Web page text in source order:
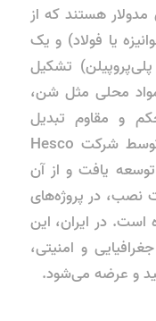
هستند که از
یا فولاد) و یک
پلی‌پروپیلن) تشکیل
مواد محلی مثل شن،
و مقاوم تبدیل
می‌شوند. ایده اولیه این محصول توسط شرکت Hesco
Bastion در بریتانیا در دهه 1990 توسعه یافت و از آن
نصب، در پروژه‌های
است. در ایران، این
و امنیتی،
و عرضه می‌شود.